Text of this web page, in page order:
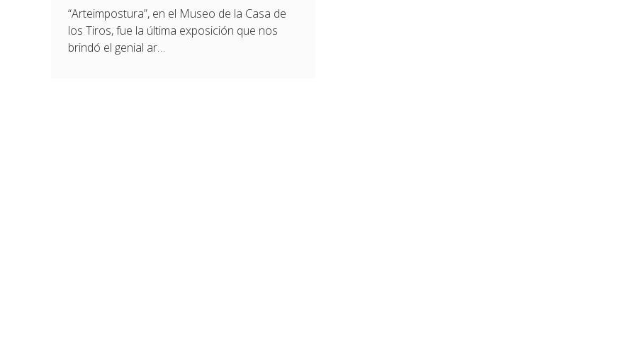
“Arteimpostura”, en el Museo de la Casa de
los Tiros, fue la última exposición que nos
brindó el genial ar…